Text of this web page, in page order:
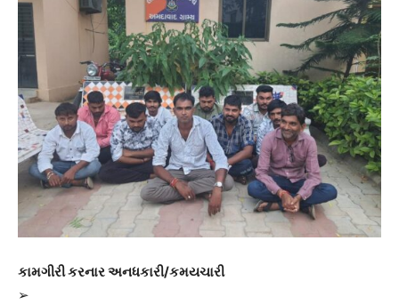
કામગીરી કરનાર અનધકારી/કમયચારી
➢